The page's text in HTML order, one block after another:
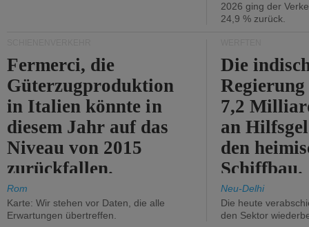
2026 ging der
24,9 % zurück.
Fermerci, die
Güterzugproduktion
in Italien könnte in
diesem Jahr auf das
Niveau von 2015
zurückfallen.
Rom
Karte: Wir stehen vor Daten, die alle
Erwartungen übertreffen.
Die
7,2
an
den
Schiffbau.
Neu-Delhi
Die heute
den Sektor